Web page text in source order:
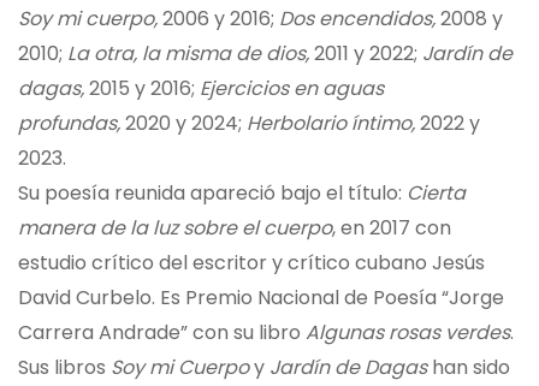
Soy mi cuerpo,2006 y 2016; Dos encendidos,2008 y
2010; La otra, la misma de dios,2011 y 2022; Jardín de
dagas,2015 y 2016; Ejercicios en aguas
profundas,2020 y 2024; Herbolario íntimo,2022 y
2023.
Su poesía reunida apareció bajo el título: Cierta
manera de la luz sobre el cuerpo, en 2017 con
estudio crítico del escritor y crítico cubano Jesús
David Curbelo. Es Premio Nacional de Poesía “Jorge
Carrera Andrade” con su libro Algunas rosas verdes.
Sus libros Soy mi Cuerpoy Jardín de Dagashan sido